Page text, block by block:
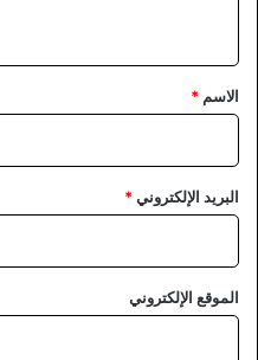
*
الاسم *
البريد الإلكتروني*
الموقع الإلكتروني